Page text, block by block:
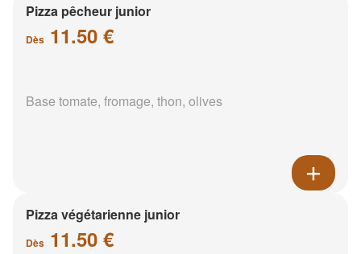
Pizza pêcheur junior
Dès 11.50 €
Base tomate, fromage, thon, olives
Pizza végétarienne junior
Dès 11.50 €